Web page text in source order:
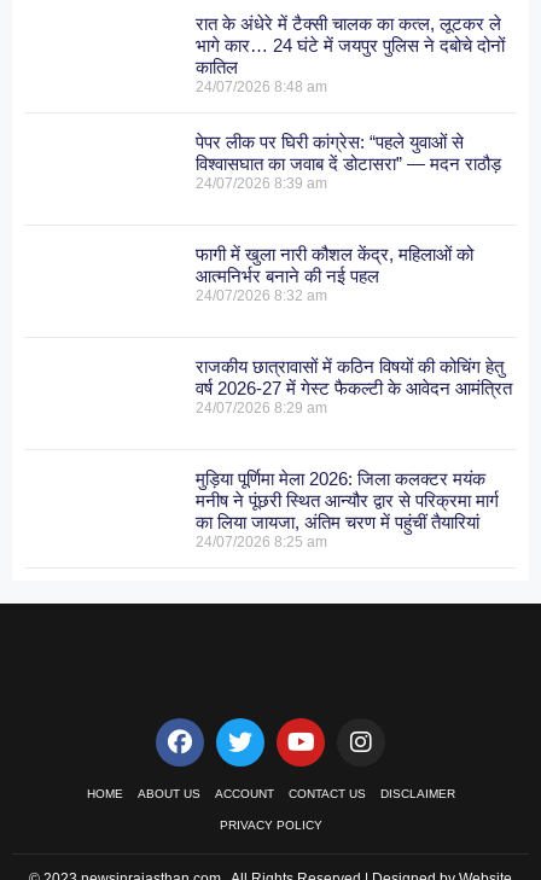
रात के अंधेरे में टैक्सी चालक का कत्ल, लूटकर ले
भागे कार… 24 घंटे में जयपुर पुलिस ने दबोचे दोनों
कातिल
24/07/20268:48 am
पेपर लीक पर घिरी कांग्रेस: “पहले युवाओं से
विश्वासघात का जवाब दें डोटासरा” — मदन राठौड़
24/07/20268:39 am
फागी में खुला नारी कौशल केंद्र, महिलाओं को
आत्मनिर्भर बनाने की नई पहल
24/07/20268:32 am
राजकीय छात्रावासों में कठिन विषयों की कोचिंग हेतु
वर्ष 2026-27 में गेस्ट फैकल्टी के आवेदन आमंत्रित
24/07/20268:29 am
मुड़िया पूर्णिमा मेला 2026: जिला कलक्टर मयंक
मनीष ने पूंछरी स्थित आन्यौर द्वार से परिक्रमा मार्ग
का लिया जायजा, अंतिम चरण में पहुंचीं तैयारियां
24/07/20268:25 am
HOME ABOUT US ACCOUNT CONTACT US DISCLAIMER
PRIVACY POLICY